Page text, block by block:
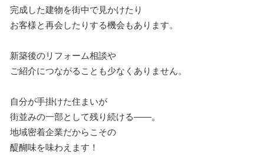
完成した建物を街中で見かけたり
お客様と再会したりする機会もあります。
新築後のリフォーム相談や
ご紹介につながることも少なくありません。
自分が手掛けた住まいが
街並みの一部として残り続ける――。
地域密着企業だからこその
醍醐味を味わえます！